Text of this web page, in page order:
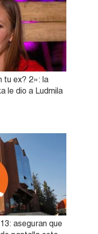
tu ex? 2»: la
le dio a Ludmila
aseguran que